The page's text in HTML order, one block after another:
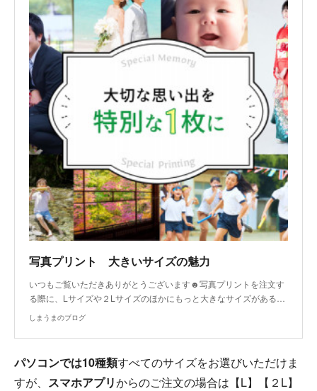
写真プリント 大きいサイズの魅力
いつもご覧いただきありがとうございます☻写真プリントを注文す
る際に、Lサイズや２Lサイズのほかにもっと大きなサイズがある…
しまうまのブログ
パソコンでは10種類すべてのサイズをお選びいただけま
すが、 スマホアプリからのご注文の場合は【L】【２L】